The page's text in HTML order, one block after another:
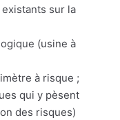
sur la
(usine à
à risque ;
qui y pèsent
des risques)